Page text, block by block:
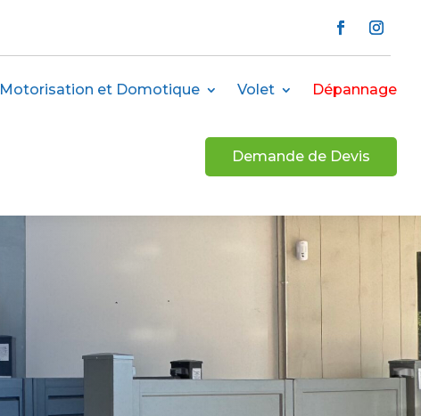
Motorisation et Domotique Volet Dépannage
Demande de Devis